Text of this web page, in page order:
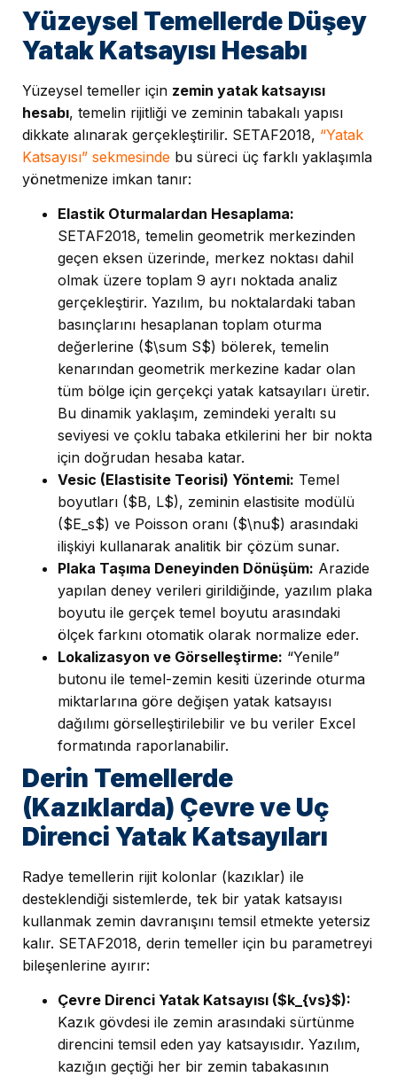
Yüzeysel Temellerde Düşey
Yatak Katsayısı Hesabı
Yüzeysel temeller için zemin yatak katsayısı
hesabı, temelin rijitliği ve zeminin tabakalı yapısı
dikkate alınarak gerçekleştirilir. SETAF2018, “Yatak
Katsayısı” sekmesinde bu süreci üç farklı yaklaşımla
yönetmenize imkan tanır:
Elastik Oturmalardan Hesaplama:
SETAF2018, temelin geometrik merkezinden
geçen eksen üzerinde, merkez noktası dahil
olmak üzere toplam 9 ayrı noktada analiz
gerçekleştirir. Yazılım, bu noktalardaki taban
basınçlarını hesaplanan toplam oturma
değerlerine ($\sum S$) bölerek, temelin
kenarından geometrik merkezine kadar olan
tüm bölge için gerçekçi yatak katsayıları üretir.
Bu dinamik yaklaşım, zemindeki yeraltı su
seviyesi ve çoklu tabaka etkilerini her bir nokta
için doğrudan hesaba katar.
Vesic (Elastisite Teorisi) Yöntemi: Temel
boyutları ($B, L$), zeminin elastisite modülü
($E_s$) ve Poisson oranı ($\nu$) arasındaki
ilişkiyi kullanarak analitik bir çözüm sunar.
Plaka Taşıma Deneyinden Dönüşüm: Arazide
yapılan deney verileri girildiğinde, yazılım plaka
boyutu ile gerçek temel boyutu arasındaki
ölçek farkını otomatik olarak normalize eder.
Lokalizasyon ve Görselleştirme: “Yenile”
butonu ile temel-zemin kesiti üzerinde oturma
miktarlarına göre değişen yatak katsayısı
dağılımı görselleştirilebilir ve bu veriler Excel
formatında raporlanabilir.
Derin Temellerde
(Kazıklarda) Çevre ve Uç
Direnci Yatak Katsayıları
Radye temellerin rijit kolonlar (kazıklar) ile
desteklendiği sistemlerde, tek bir yatak katsayısı
kullanmak zemin davranışını temsil etmekte yetersiz
kalır. SETAF2018, derin temeller için bu parametreyi
bileşenlerine ayırır:
Çevre Direnci Yatak Katsayısı ($k_{vs}$):
Kazık gövdesi ile zemin arasındaki sürtünme
direncini temsil eden yay katsayısıdır. Yazılım,
kazığın geçtiği her bir zemin tabakasının